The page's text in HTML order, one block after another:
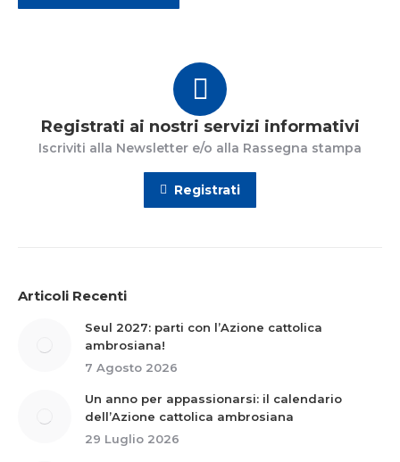
Registrati ai nostri servizi informativi
Iscriviti alla Newsletter e/o alla Rassegna stampa
Registrati
Articoli Recenti
Seul 2027: parti con l’Azione cattolica
ambrosiana!
7 Agosto 2026
Un anno per appassionarsi: il calendario
dell’Azione cattolica ambrosiana
29 Luglio 2026